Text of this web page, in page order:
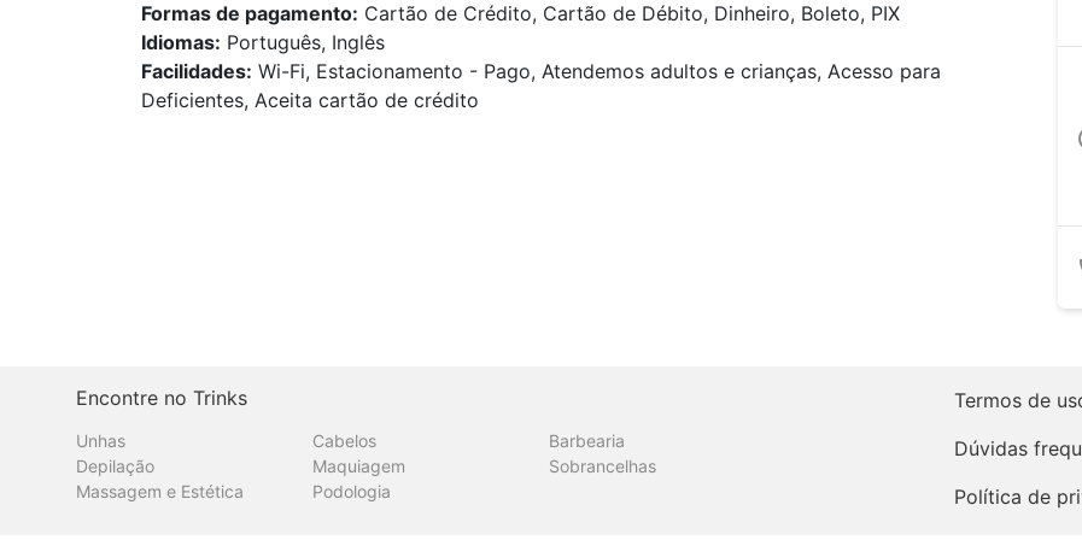
Formas de pagamento: Cartão de Crédito, Cartão de Débito, Dinheiro, Boleto, PIX
Idiomas: Português, Inglês
Facilidades: Wi-Fi, Estacionamento - Pago, Atendemos adultos e crianças, Acesso para
Deficientes, Aceita cartão de crédito
Encontre no Trinks
Unhas Cabelos
Barbearia
Depilação
Maquiagem
Sobrancelhas
Massagem e Estética
Podologia
Termos de
Dúvidas
Política de